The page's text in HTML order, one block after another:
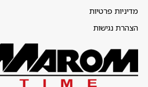
מדיניות פרטיות
הצהרת נגישות